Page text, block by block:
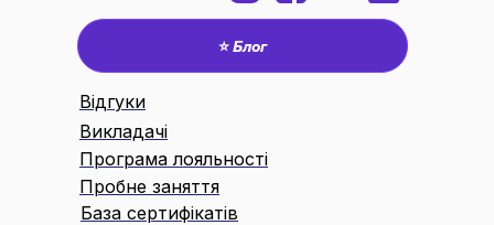
⭐ Блог
Відгуки
Викладачі
Пробне заняття
База сертифікатів
Програма лояльності